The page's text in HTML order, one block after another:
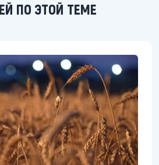
ПО ЭТОЙ ТЕМЕ